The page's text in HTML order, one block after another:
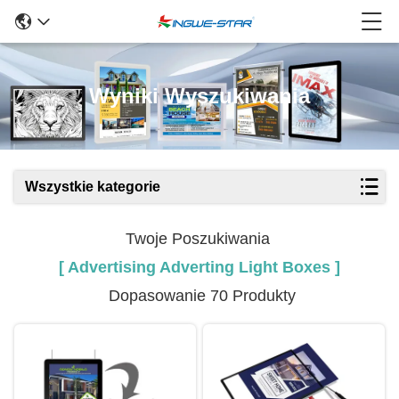
Wyniki Wyszukiwania
Wszystkie kategorie
Twoje Poszukiwania
[ Advertising Adverting Light Boxes ]
Dopasowanie 70 Produkty